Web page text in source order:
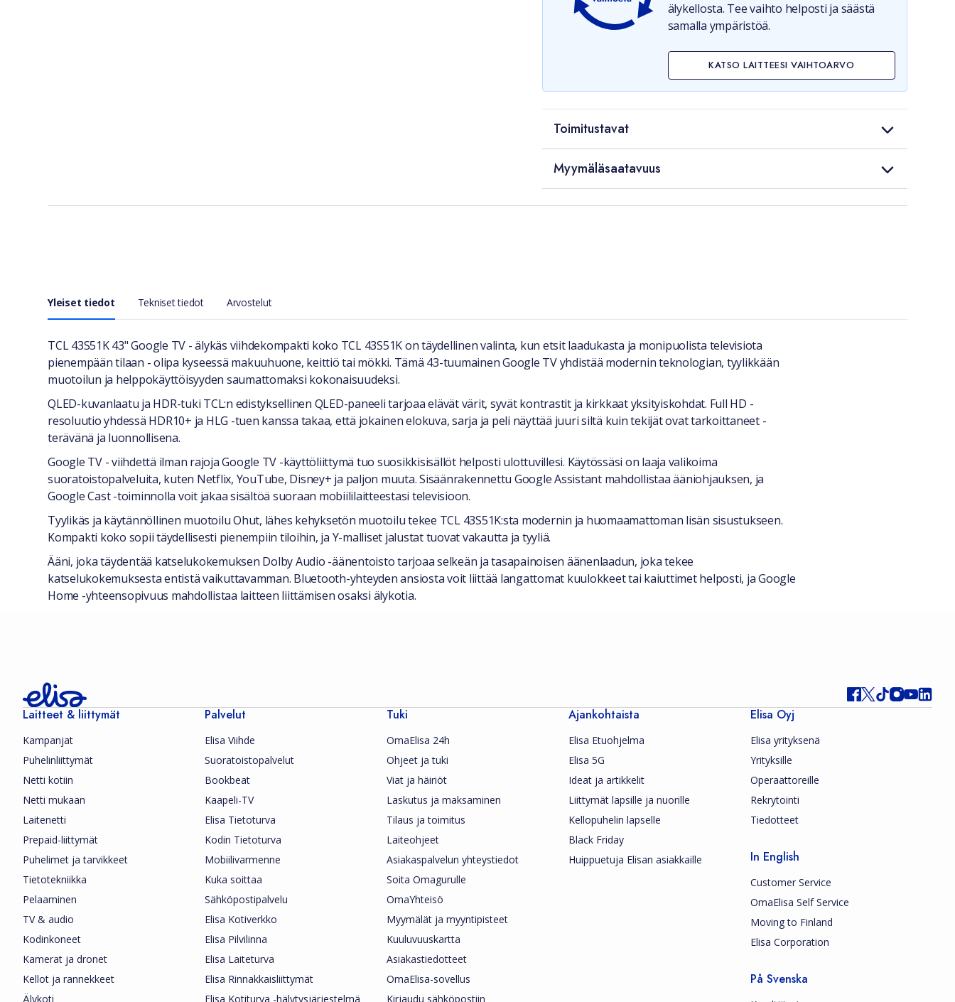
älykellosta. Tee vaihto helposti ja säästä
samalla ympäristöä.
KATSO LAITTEESI VAIHTOARVO
Toimitustavat
Myymäläsaatavuus
Yleiset tiedot Tekniset tiedot Arvostelut
Yleiset tiedot
TCL 43S51K 43" Google TV - älykäs viihdekompakti koko TCL 43S51K on täydellinen valinta, kun etsit laadukasta ja monipuolista televisiota
pienempään tilaan - olipa kyseessä makuuhuone, keittiö tai mökki. Tämä 43-tuumainen Google TV yhdistää modernin teknologian, tyylikkään
muotoilun ja helppokäyttöisyyden saumattomaksi kokonaisuudeksi.
QLED-kuvanlaatu ja HDR-tuki TCL:n edistyksellinen QLED-paneeli tarjoaa elävät värit, syvät kontrastit ja kirkkaat yksityiskohdat. Full HD -
resoluutio yhdessä HDR10+ ja HLG -tuen kanssa takaa, että jokainen elokuva, sarja ja peli näyttää juuri siltä kuin tekijät ovat tarkoittaneet -
terävänä ja luonnollisena.
Google TV - viihdettä ilman rajoja Google TV -käyttöliittymä tuo suosikkisisällöt helposti ulottuvillesi. Käytössäsi on laaja valikoima
suoratoistopalveluita, kuten Netflix, YouTube, Disney+ ja paljon muuta. Sisäänrakennettu Google Assistant mahdollistaa ääniohjauksen, ja
Google Cast -toiminnolla voit jakaa sisältöä suoraan mobiililaitteestasi televisioon.
Tyylikäs ja käytännöllinen muotoilu Ohut, lähes kehyksetön muotoilu tekee TCL 43S51K:sta modernin ja huomaamattoman lisän sisustukseen.
Kompakti koko sopii täydellisesti pienempiin tiloihin, ja Y-malliset jalustat tuovat vakautta ja tyyliä.
Ääni, joka täydentää katselukokemuksen Dolby Audio -äänentoisto tarjoaa selkeän ja tasapainoisen äänenlaadun, joka tekee
katselukokemuksesta entistä vaikuttavamman. Bluetooth-yhteyden ansiosta voit liittää langattomat kuulokkeet tai kaiuttimet helposti, ja Google
Home -yhteensopivuus mahdollistaa laitteen liittämisen osaksi älykotia.
Laitteet & liittymät
Kampanjat
Puhelinliittymät
Netti kotiin
Netti mukaan
Laitenetti
Prepaid-liittymät
Puhelimet ja tarvikkeet
Tietotekniikka
Pelaaminen
TV & audio
Kodinkoneet
Kamerat ja dronet
Kellot ja rannekkeet
Älykoti
Palvelut
Elisa Viihde
Suoratoistopalvelut
Bookbeat
Kaapeli-TV
Elisa Tietoturva
Kodin Tietoturva
Mobiilivarmenne
Kuka soittaa
Sähköpostipalvelu
Elisa Kotiverkko
Elisa Pilvilinna
Elisa Laiteturva
Elisa Rinnakkaisliittymät
Elisa Kotiturva -hälytysjärjestelmä
Tuki
OmaElisa 24h
Ohjeet ja tuki
Viat ja häiriöt
Laskutus ja maksaminen
Tilaus ja toimitus
Laiteohjeet
Asiakaspalvelun yhteystiedot
Soita Omagurulle
OmaYhteisö
Myymälät ja myyntipisteet
Kuuluvuuskartta
Asiakastiedotteet
OmaElisa-sovellus
Kirjaudu sähköpostiin
Ajankohtaista
Elisa Etuohjelma
Elisa 5G
Ideat ja artikkelit
Liittymät lapsille ja nuorille
Kellopuhelin lapselle
Black Friday
Huippuetuja Elisan asiakkaille
Elisa Oyj
Elisa yrityksenä
Yrityksille
Operaattoreille
Rekrytointi
Tiedotteet
In English
Customer Service
OmaElisa Self Service
Moving to Finland
Elisa Corporation
På Svenska